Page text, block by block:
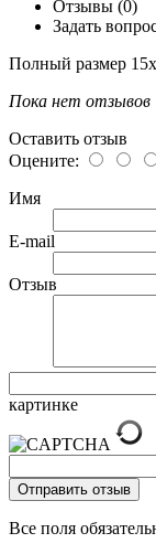
Отзывы (0)
Задать
Полный размер
Пока нет отзывов
Оставить отзыв
Оцените:
Имя
E-mail
Отзыв
картинке
Все поля